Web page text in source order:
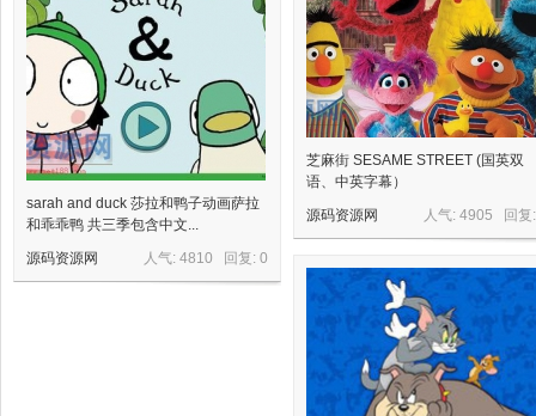
芝麻街 SESAME STREET (国英双
语、中英字幕）
人气: 4905 回
源码资源网
sarah and duck 莎拉和鸭子动画萨拉
和乖乖鸭 共三季包含中文...
人气: 4810 回复: 0
源码资源网